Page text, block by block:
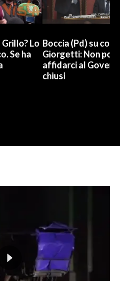
Lo
Se ha
Boccia (Pd) su
Giorgetti: Non
affidarci al
chiusi